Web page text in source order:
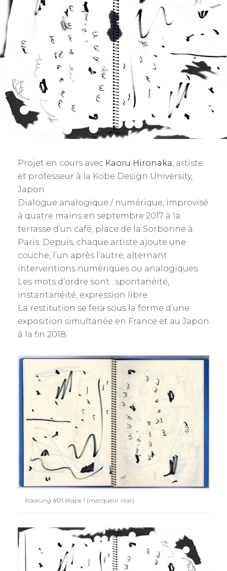
Projet en cours avec Kaoru Hironaka, artiste
et professeur à la Kobe Design University,
Japon.
Dialogue analogique / numérique, improvisé
à quatre mains en septembre 2017 à la
terrasse d’un café, place de la Sorbonne à
Paris. Depuis, chaque artiste ajoute une
couche, l’un après l’autre, alternant
interventions numériques ou analogiques.
Les mots d’ordre sont : spontanéité,
instantanéité, expression libre.
La restitution se fera sous la forme d’une
exposition simultanée en France et au Japon
à la fin 2018.
Kaorung #01 , étape 1 (marqueur noir)